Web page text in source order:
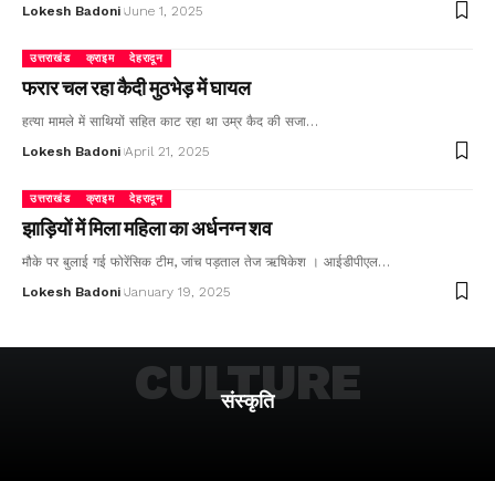
Lokesh Badoni June 1, 2025
उत्तराखंड क्राइम देहरादून
फरार चल रहा कैदी मुठभेड़ में घायल
हत्या मामले में साथियों सहित काट रहा था उम्र कैद की सजा…
Lokesh Badoni April 21, 2025
उत्तराखंड क्राइम देहरादून
झाड़ियों में मिला महिला का अर्धनग्न शव
मौके पर बुलाई गई फोरेंसिक टीम, जांच पड़ताल तेज ऋषिकेश । आईडीपीएल…
Lokesh Badoni January 19, 2025
संस्कृति
CULTURE